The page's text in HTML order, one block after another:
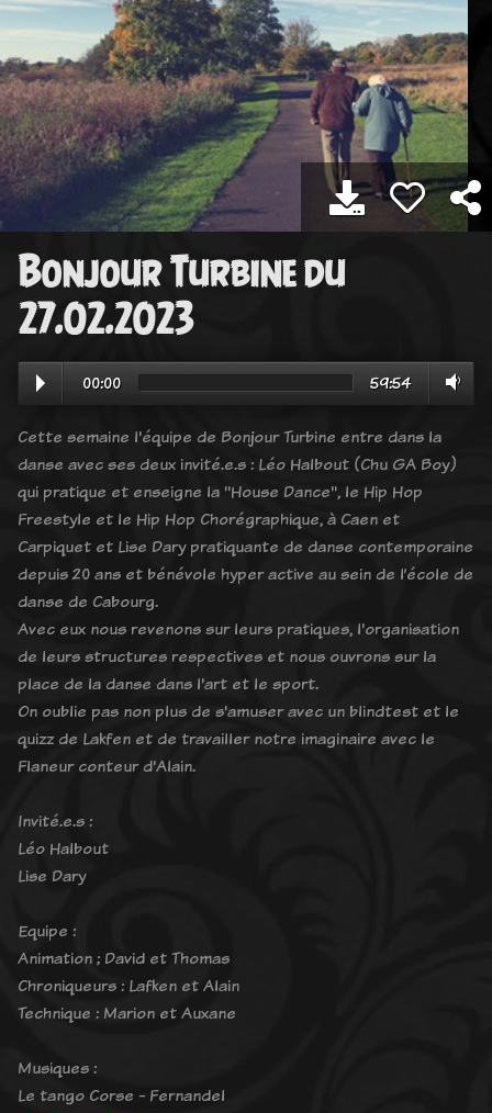
Bonjour Turbine du
27.02.2023
00:00 59:54
Cette semaine l'équipe de Bonjour Turbine entre dans la
danse avec ses deux invité.e.s : Léo Halbout (Chu GA Boy)
qui pratique et enseigne la "House Dance", le Hip Hop
Freestyle et le Hip Hop Chorégraphique, à Caen et
Carpiquet et Lise Dary pratiquante de danse contemporaine
depuis 20 ans et bénévole hyper active au sein de l’école de
danse de Cabourg.
Avec eux nous revenons sur leurs pratiques, l'organisation
de leurs structures respectives et nous ouvrons sur la
place de la danse dans l'art et le sport.
On oublie pas non plus de s'amuser avec un blindtest et le
quizz de Lakfen et de travailler notre imaginaire avec le
Flaneur conteur d'Alain.
Invité.e.s :
Léo Halbout
Lise Dary
Equipe :
Animation ; David et Thomas
Chroniqueurs : Lafken et Alain
Technique : Marion et Auxane
Musiques :
Le tango Corse - Fernandel